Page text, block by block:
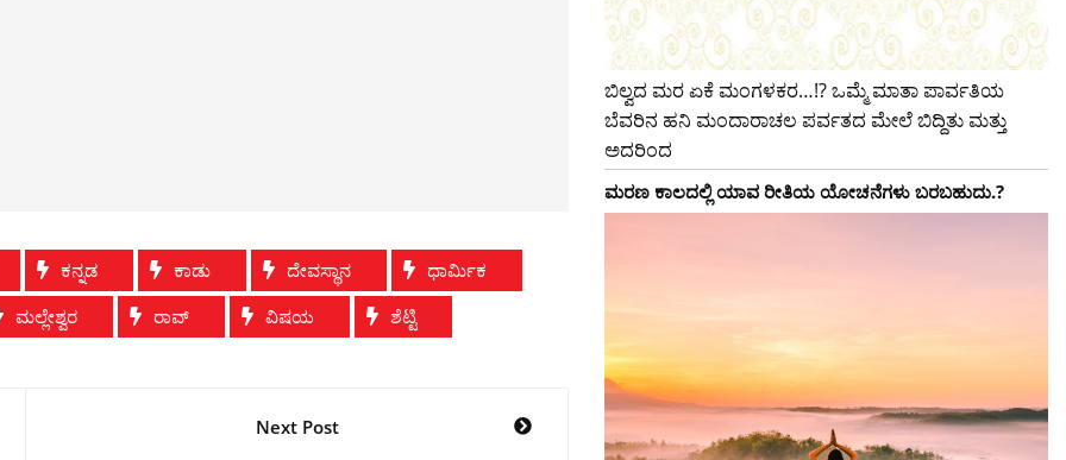
ಕನ್ನಡ ಕಾಡು ದೇವಸ್ಥಾನ
ಧಾರ್ಮಿಕ
ಮಲ್ಲೇಶ್ವರ ರಾವ್ ವಿಷಯ ಶೆಟ್ಟಿ
Next Post
ಬಿಲ್ವದ ಮರ ಏಕೆ ಮಂಗಳಕರ…!? ಒಮ್ಮೆ ಮಾತಾ ಪಾರ್ವತಿಯ
ಬೆವರಿನ ಹನಿ ಮಂದಾರಾಚಲ ಪರ್ವತದ ಮೇಲೆ ಬಿದ್ದಿತು ಮತ್ತು
ಅದರಿಂದ
ಮರಣ ಕಾಲದಲ್ಲಿ ಯಾವ ರೀತಿಯ ಯೋಚನೆಗಳು ಬರಬಹುದು.?